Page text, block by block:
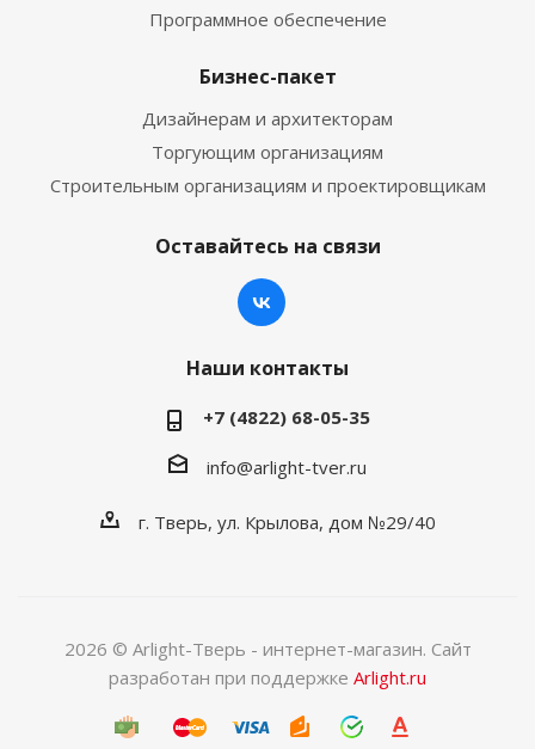
Программное обеспечение
Бизнес-пакет
Дизайнерам и архитекторам
Торгующим организациям
Строительным организациям и проектировщикам
Оставайтесь на связи
Наши контакты
+7 (4822) 68-05-35
info@arlight-tver.ru
г. Тверь, ул. Крылова, дом №29/40
2026 © Arlight-Тверь - интернет-магазин. Сайт
разработан при поддержке Arlight.ru